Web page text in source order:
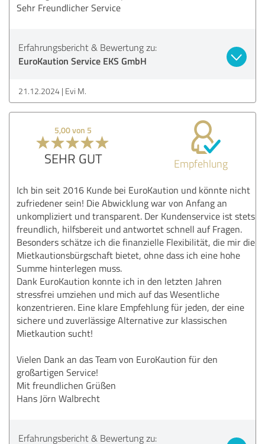
Sehr Freundlicher Service
Erfahrungsbericht & Bewertung zu:
EuroKaution Service EKS GmbH
21.12.2024 Evi M.
5,00 von 5
SEHR GUT Empfehlung
Ich bin seit 2016 Kunde bei EuroKaution und könnte nicht
zufriedener sein! Die Abwicklung war von Anfang an
unkompliziert und transparent. Der Kundenservice ist stets
freundlich, hilfsbereit und antwortet schnell auf Fragen.
Besonders schätze ich die finanzielle Flexibilität, die mir die
Mietkautionsbürgschaft bietet, ohne dass ich eine hohe
Summe hinterlegen muss.
Dank EuroKaution konnte ich in den letzten Jahren
stressfrei umziehen und mich auf das Wesentliche
konzentrieren. Eine klare Empfehlung für jeden, der eine
sichere und zuverlässige Alternative zur klassischen
Mietkaution sucht!
Vielen Dank an das Team von EuroKaution für den
großartigen Service!
Mit freundlichen Grüßen
Hans Jörn Walbrecht
Erfahrungsbericht & Bewertung zu: